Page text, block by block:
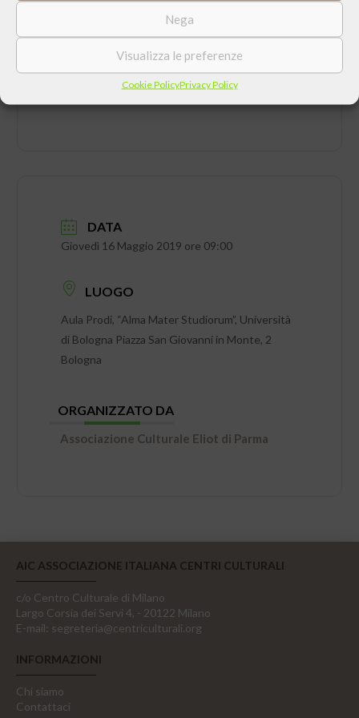
Nega
Visualizza le preferenze
Cookie PolicyPrivacy Policy
CONDIVIDI QUESTO EVENTO
DATA
Giovedì 16 Maggio 2019 ore 09:00
LUOGO
Aula Prodi, “Alma Mater Studiorum”, Università
di Bologna Piazza San Giovanni in Monte, 2
Bologna
ORGANIZZATO DA
Associazione Culturale Eliot di Parma
AIC ASSOCIAZIONE ITALIANA CENTRI CULTURALI
c/o Centro Culturale di Milano
Largo Corsia dei Servi 4, - 20122 Milano
E-mail: segreteria@centriculturali.org
INFORMAZIONI
Chi siamo
Contattaci